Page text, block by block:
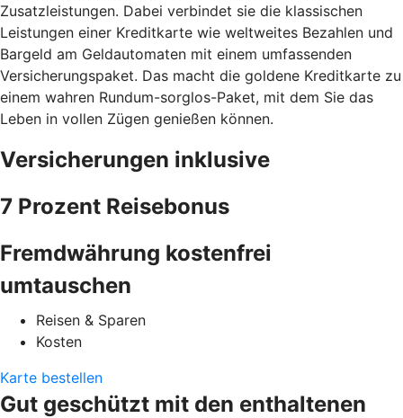
Zusatzleistungen. Dabei verbindet sie die klassischen
Leistungen einer Kreditkarte wie weltweites Bezahlen und
Bargeld am Geldautomaten mit einem umfassenden
Versicherungspaket. Das macht die goldene Kreditkarte zu
einem wahren Rundum-sorglos-Paket, mit dem Sie das
Leben in vollen Zügen genießen können.
Versicherungen inklusive
7 Prozent Reisebonus
Fremdwährung kostenfrei
umtauschen
Reisen & Sparen
Kosten
Karte bestellen
Gut geschützt mit den enthaltenen